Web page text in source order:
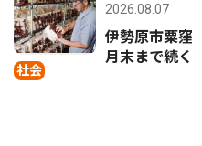
社会
2026.08.07
伊勢原市粟
月末まで続く